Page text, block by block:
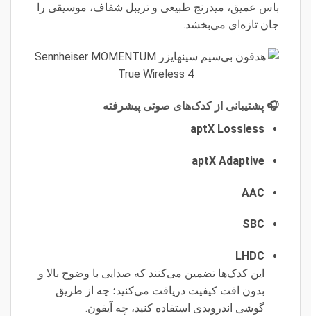
باس عمیق، میدرنج طبیعی و تریبل شفاف، موسیقی را
جان تازه‌ای می‌بخشد.
🎧 پشتیبانی از کدک‌های صوتی پیشرفته
aptX Lossless
aptX Adaptive
AAC
SBC
LHDC
این کدک‌ها تضمین می‌کنند که صدایی با وضوح بالا و
بدون افت کیفیت دریافت می‌کنید؛ چه از طریق
گوشی اندرویدی استفاده کنید، چه آیفون.